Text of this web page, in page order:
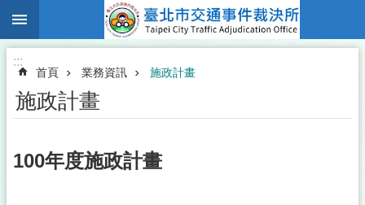
跳到主要內容區塊
:::
首頁 業務資訊 施政計畫
施政計畫
100年度施政計畫